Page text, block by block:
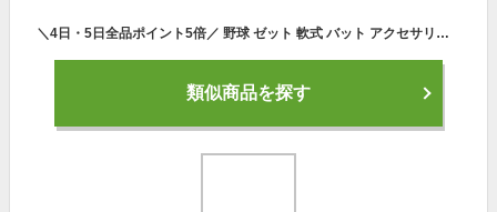
＼4日・5日全品ポイント5倍／ 野球 ゼット 軟式 バット アクセサリー バットクリーナー BATBC ZETT 野球用品 スワロースポーツ
類似商品を探す